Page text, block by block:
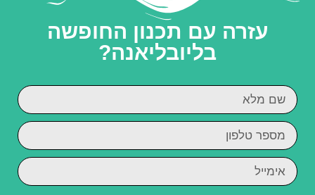
עזרה עם תכנון החופשה
בליובליאנה?